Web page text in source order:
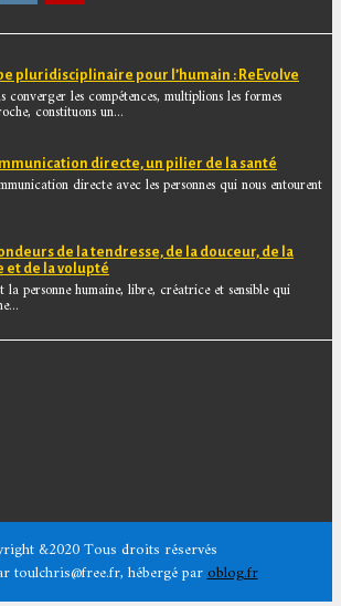
pluridisciplinaire pour l’humain : ReEvolve
converger les compétences, multiplions les formes
constituons un...
directe, un pilier de la santé
directe avec les personnes qui nous entourent
de la tendresse, de la douceur, de la
et de la volupté
la personne humaine, libre, créatrice et sensible qui
&2020 Tous droits réservés
toulchris@free.fr, hébergé paroblog.fr